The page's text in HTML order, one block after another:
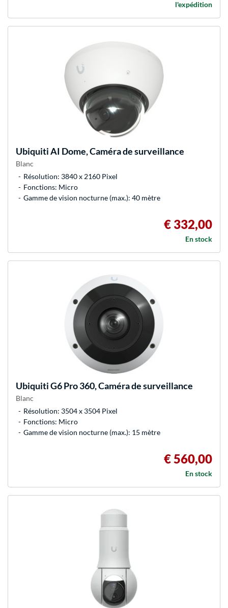
l'expédition
UbiquitiAI Dome, Caméra de surveillance
Blanc
Résolution: 3840 x 2160 Pixel
Fonctions: Micro
Gamme de vision nocturne (max.): 40 mètre
€ 332,00
En stock
UbiquitiG6 Pro 360, Caméra de surveillance
Blanc
Résolution: 3504 x 3504 Pixel
Fonctions: Micro
Gamme de vision nocturne (max.): 15 mètre
€ 560,00
En stock